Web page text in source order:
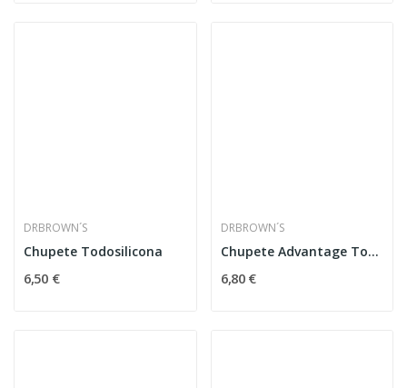
DRBROWN´S
Chupete Todosilicona
6,50 €
DRBROWN´S
Chupete Advantage Todosilicona 0-6 Meses
6,80 €